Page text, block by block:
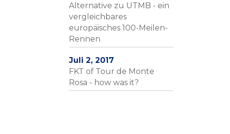
Alternative zu UTMB - ein
vergleichbares
europäisches 100-Meilen-
Rennen
Juli 2, 2017
FKT of Tour de Monte
Rosa - how was it?